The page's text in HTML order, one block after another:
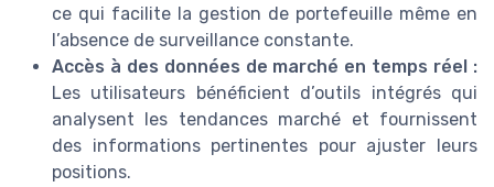
ce qui facilite la gestion de portefeuille même en
l’absence de surveillance constante.
Accès à des données de marché en temps réel :
Les utilisateurs bénéficient d’outils intégrés qui
analysent les tendances marché et fournissent
des informations pertinentes pour ajuster leurs
positions.